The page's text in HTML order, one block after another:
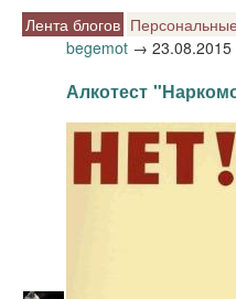
Лента блогов Персональные
begemot → 23.08.2015
Алкотест